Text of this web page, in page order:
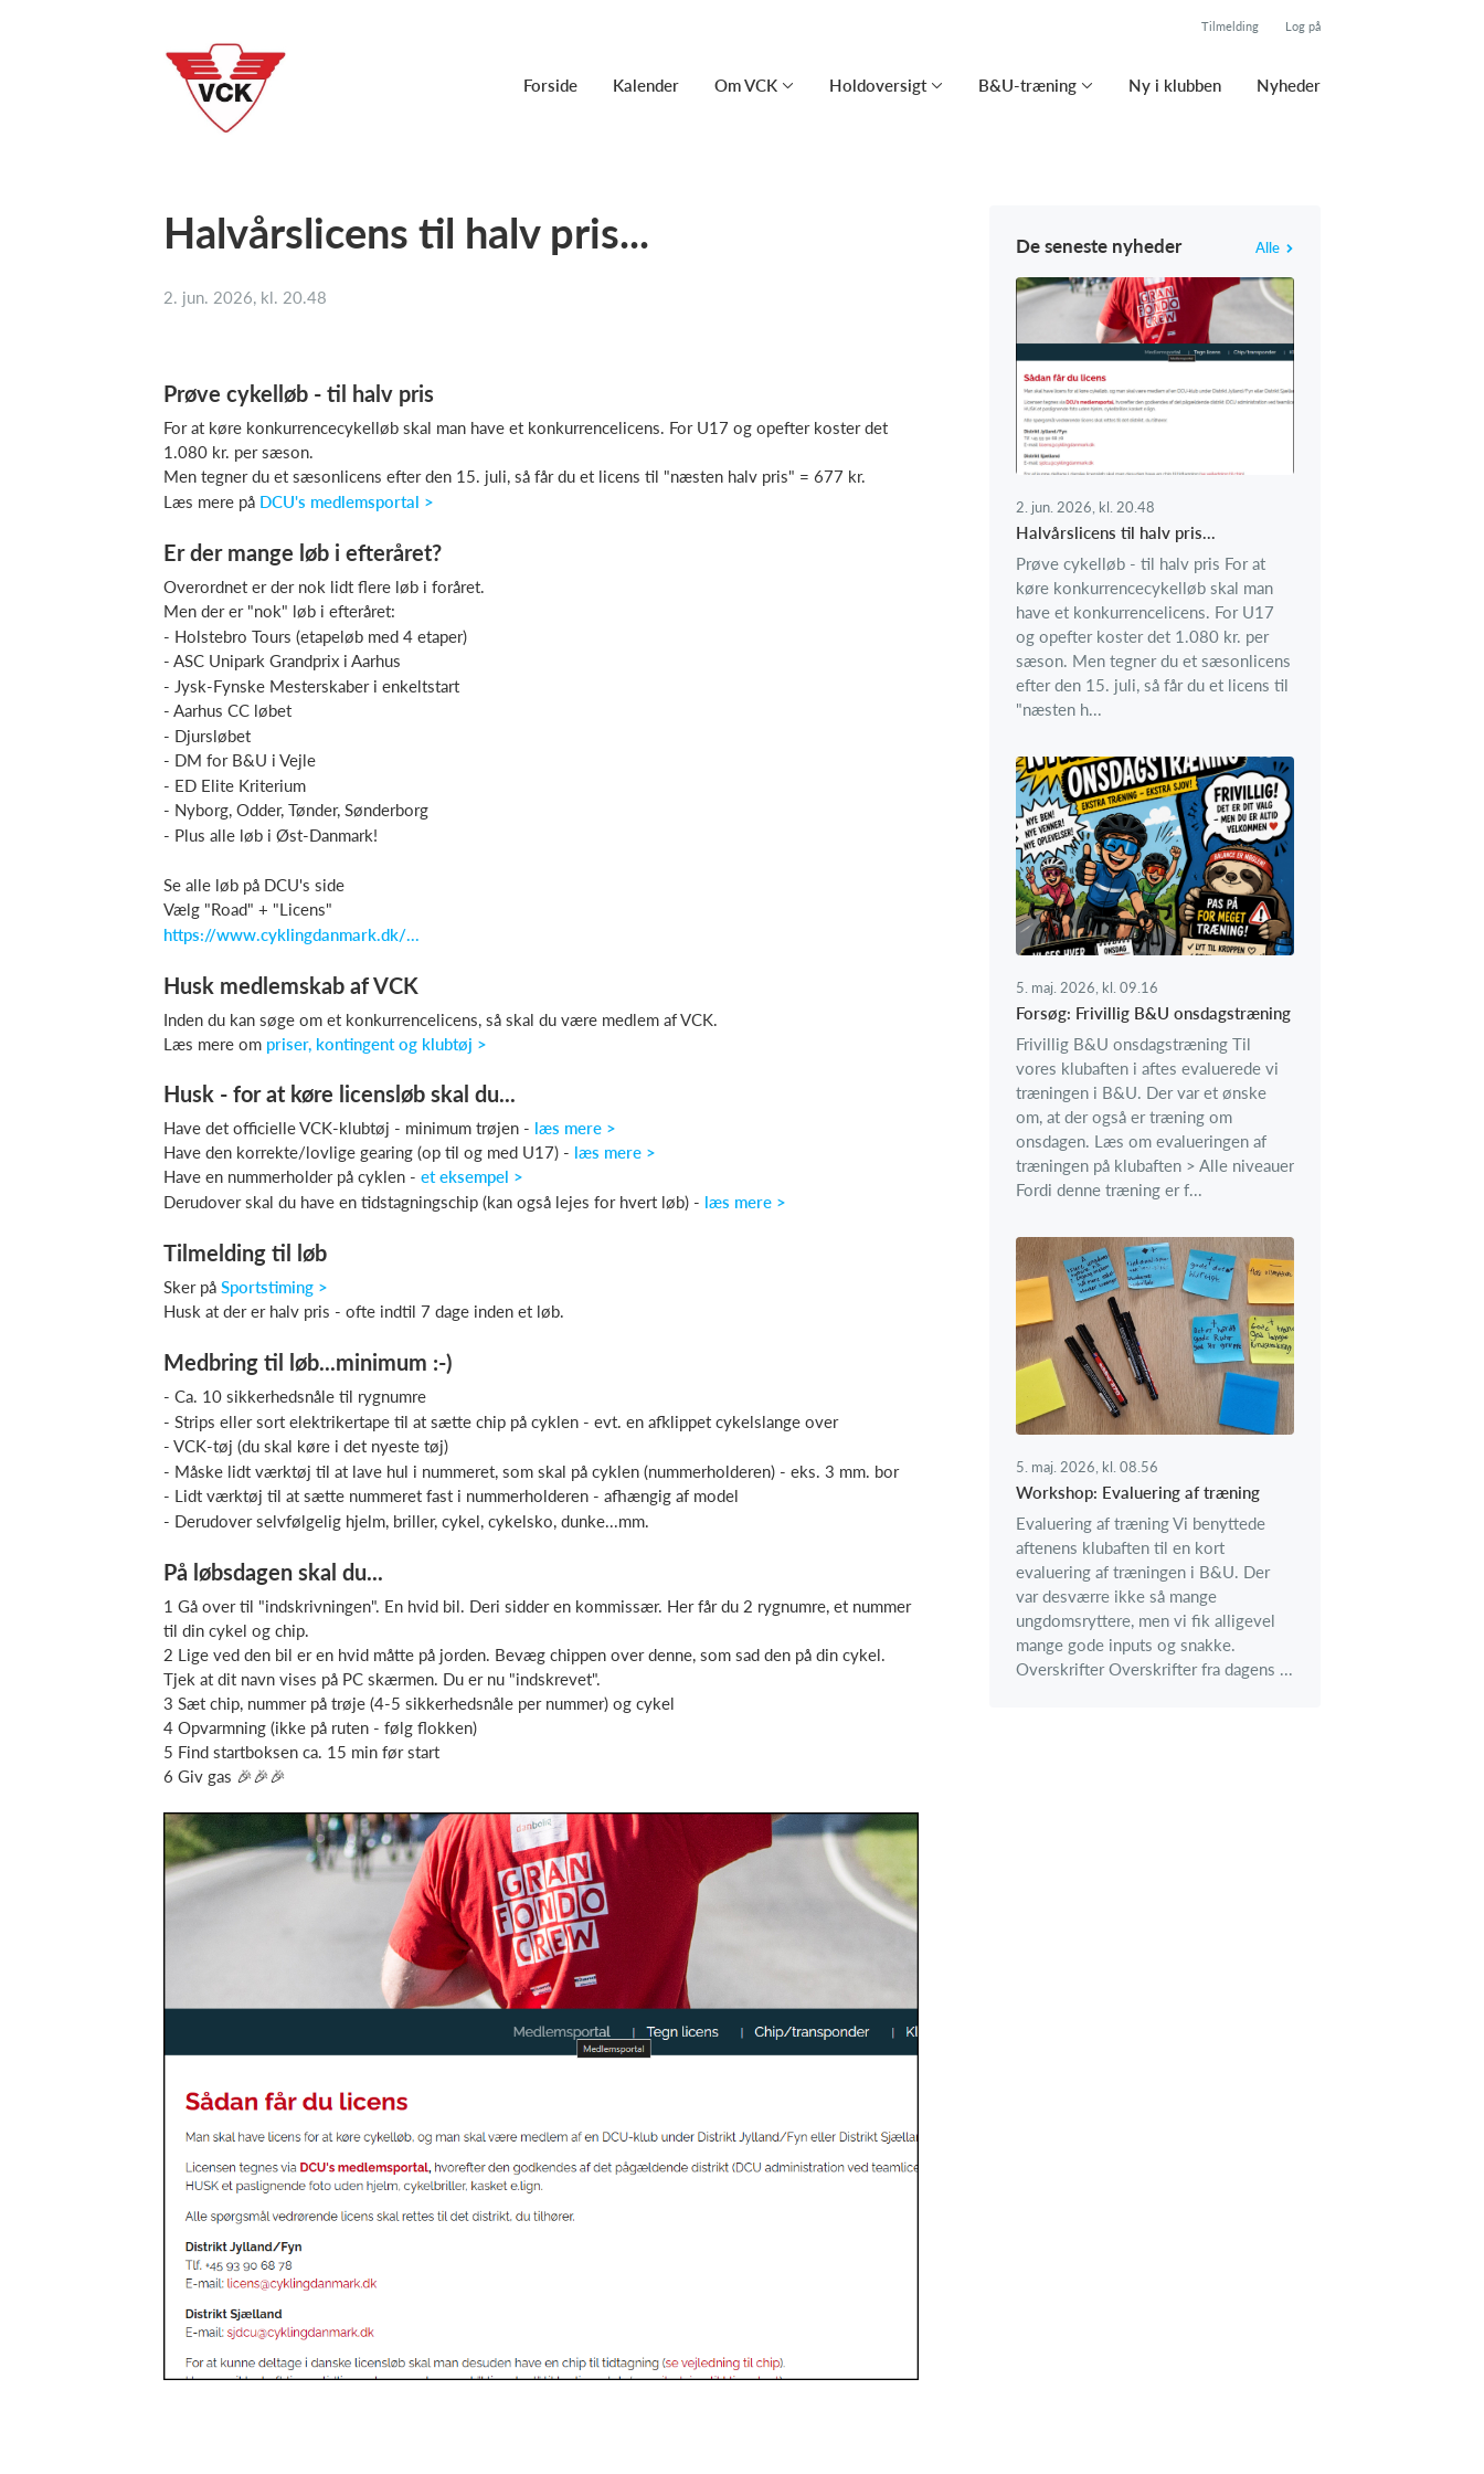
Tilmelding Log på
Forside Kalender Om VCK Holdoversigt B&U-træning Ny i klubben Nyheder
Halvårslicens til halv pris...
2. jun. 2026, kl. 20.48
Prøve cykelløb - til halv pris
For at køre konkurrencecykelløb skal man have et konkurrencelicens. For U17 og opefter koster det
1.080 kr. per sæson.
Men tegner du et sæsonlicens efter den 15. juli, så får du et licens til "næsten halv pris" = 677 kr.
Læs mere på DCU's medlemsportal >
Er der mange løb i efteråret?
Overordnet er der nok lidt flere løb i foråret.
Men der er "nok" løb i efteråret:
- Holstebro Tours (etapeløb med 4 etaper)
- ASC Unipark Grandprix i Aarhus
- Jysk-Fynske Mesterskaber i enkeltstart
- Aarhus CC løbet
- Djursløbet
- DM for B&U i Vejle
- ED Elite Kriterium
- Nyborg, Odder, Tønder, Sønderborg
- Plus alle løb i Øst-Danmark!
Se alle løb på DCU's side
Vælg "Road" + "Licens"
https://www.cyklingdanmark.dk/...
Husk medlemskab af VCK
Inden du kan søge om et konkurrencelicens, så skal du være medlem af VCK.
Læs mere om priser, kontingent og klubtøj >
Husk - for at køre licensløb skal du...
Have det officielle VCK-klubtøj - minimum trøjen - læs mere >
Have den korrekte/lovlige gearing (op til og med U17) - læs mere >
Have en nummerholder på cyklen - et eksempel >
Derudover skal du have en tidstagningschip (kan også lejes for hvert løb) - læs mere >
Tilmelding til løb
Sker på Sportstiming >
Husk at der er halv pris - ofte indtil 7 dage inden et løb.
Medbring til løb...minimum :-)
- Ca. 10 sikkerhedsnåle til rygnumre
- Strips eller sort elektrikertape til at sætte chip på cyklen - evt. en afklippet cykelslange over
- VCK-tøj (du skal køre i det nyeste tøj)
- Måske lidt værktøj til at lave hul i nummeret, som skal på cyklen (nummerholderen) - eks. 3 mm. bor
- Lidt værktøj til at sætte nummeret fast i nummerholderen - afhængig af model
- Derudover selvfølgelig hjelm, briller, cykel, cykelsko, dunke...mm.
På løbsdagen skal du...
1 Gå over til "indskrivningen". En hvid bil. Deri sidder en kommissær. Her får du 2 rygnumre, et nummer
til din cykel og chip.
2 Lige ved den bil er en hvid måtte på jorden. Bevæg chippen over denne, som sad den på din cykel.
Tjek at dit navn vises på PC skærmen. Du er nu "indskrevet".
3 Sæt chip, nummer på trøje (4-5 sikkerhedsnåle per nummer) og cykel
4 Opvarmning (ikke på ruten - følg flokken)
5 Find startboksen ca. 15 min før start
6 Giv gas 🎉🎉🎉
De seneste nyheder Alle
2. jun. 2026, kl. 20.48
Halvårslicens til halv pris...
Prøve cykelløb - til halv pris For at
køre konkurrencecykelløb skal man
have et konkurrencelicens. For U17
og opefter koster det 1.080 kr. per
sæson. Men tegner du et sæsonlicens
efter den 15. juli, så får du et licens til
"næsten h...
5. maj. 2026, kl. 09.16
Forsøg: Frivillig B&U onsdagstræning
Frivillig B&U onsdagstræning Til
vores klubaften i aftes evaluerede vi
træningen i B&U. Der var et ønske
om, at der også er træning om
onsdagen. Læs om evalueringen af
træningen på klubaften > Alle niveauer
Fordi denne træning er f...
5. maj. 2026, kl. 08.56
Workshop: Evaluering af træning
Evaluering af træning Vi benyttede
aftenens klubaften til en kort
evaluering af træningen i B&U. Der
var desværre ikke så mange
ungdomsryttere, men vi fik alligevel
mange gode inputs og snakke.
Overskrifter Overskrifter fra dagens ...